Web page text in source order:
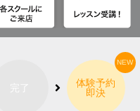
完了
体験予約
即決